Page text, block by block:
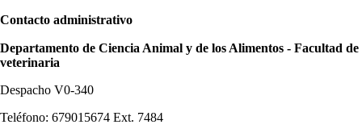
Contacto administrativo
Departamento de Ciencia Animal y de los Alimentos - Facultad de
veterinaria
Despacho V0-340
Teléfono: 679015674 Ext. 7484